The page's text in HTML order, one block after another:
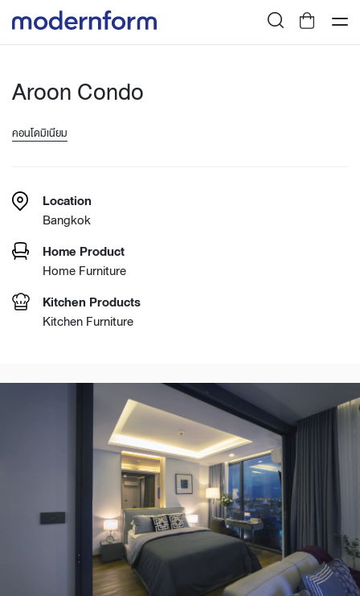
Aroon Condo
คอนโดมิเนียม
Location
Bangkok
Home Product
Home Furniture
Kitchen Products
Kitchen Furniture